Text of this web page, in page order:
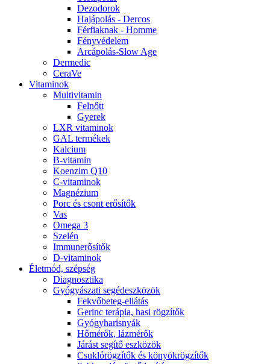
Dezodorok
Hajápolás - Dercos
Férfiaknak - Homme
Fényvédelem
Arcápolás-Slow Age
Dermedic
CeraVe
Vitaminok
Multivitamin
Felnőtt
Gyerek
LXR vitaminok
GAL termékek
Kalcium
B-vitamin
Koenzim Q10
C-vitaminok
Magnézium
Porc és csont erősítők
Vas
Omega 3
Szelén
Immunerősítők
D-vitaminok
Életmód, szépség
Diagnosztika
Gyógyászati segédeszközök
Fekvőbeteg-ellátás
Gerinc terápia, hasi rögzítők
Gyógyharisnyák
Hőmérők, lázmérők
Járást segítő eszközök
Csuklórögzítők és könyökrögzítők